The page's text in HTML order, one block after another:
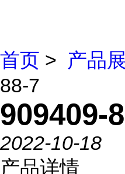
首页 > 产品
88-7
909409-
2022-10-18
产品详情